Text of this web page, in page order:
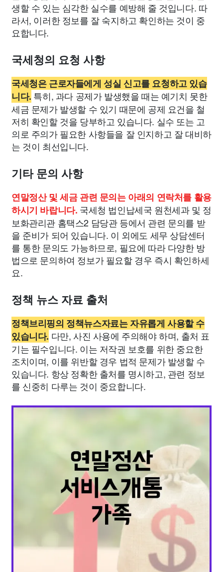
생할 수 있는 심각한 실수를 예방해 줄 것입니다. 따
라서, 이러한 정보를 잘 숙지하고 확인하는 것이 중
요합니다.
국세청의 요청 사항
국세청은 근로자들에게 성실 신고를 요청하고 있습
니다. 특히, 과다 공제가 발생했을 때는 예기치 못한
세금 문제가 발생할 수 있기 때문에 공제 요건을 철
저히 확인할 것을 당부하고 있습니다. 실수 또는 고
의로 주의가 필요한 사항들을 잘 인지하고 잘 대비하
는 것이 최선입니다.
기타 문의 사항
연말정산 및 세금 관련 문의는 아래의 연락처를 활용
하시기 바랍니다. 국세청 법인납세국 원천세과 및 정
보화관리관 홈택스2 담당관 등에서 관련 문의를 받
을 준비가 되어 있습니다. 이 외에도 세무 상담센터
를 통한 문의도 가능하므로, 필요에 따라 다양한 방
법으로 문의하여 정보가 필요할 경우 즉시 확인하세
요.
정책 뉴스 자료 출처
정책브리핑의 정책뉴스자료는 자유롭게 사용할 수
있습니다. 다만, 사진 사용에 주의해야 하며, 출처 표
기는 필수입니다. 이는 저작권 보호를 위한 중요한
조치이며, 이를 위반할 경우 법적 문제가 발생할 수
있습니다. 항상 정확한 출처를 명시하고, 관련 정보
를 신중히 다루는 것이 중요합니다.